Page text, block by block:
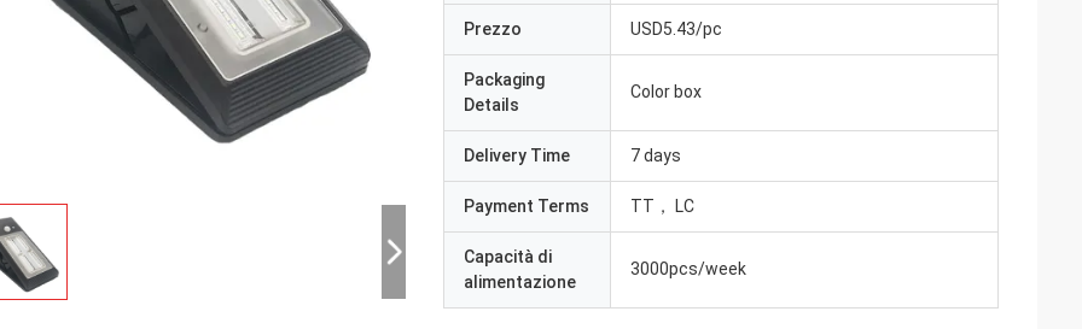
Prezzo USD5.43/pc
Packaging
Details
Color box
Delivery Time 7 days
Payment Terms TT， LC
Capacità di
alimentazione
3000pcs/week